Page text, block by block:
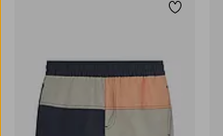
Tilføj til